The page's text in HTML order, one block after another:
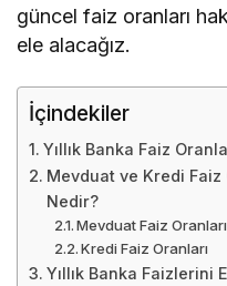
güncel faiz oranları
ele alacağız.
İçindekiler
Yıllık Banka Faiz
Mevduat ve Kredi Faiz
Nedir?
Mevduat Faiz Oranları
Kredi Faiz Oranları
Yıllık Banka